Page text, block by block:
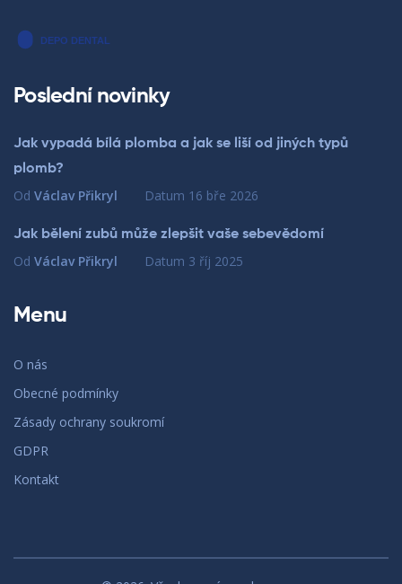
Poslední novinky
Jak vypadá bílá plomba a jak se liší od jiných typů
plomb?
Od Václav Přikryl Datum 16 bře 2026
Jak bělení zubů může zlepšit vaše sebevědomí
Od Václav Přikryl Datum 3 říj 2025
Menu
O nás
Obecné podmínky
Zásady ochrany soukromí
GDPR
Kontakt